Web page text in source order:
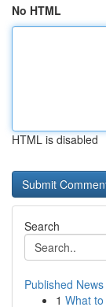
No HTML
HTML is disabled
Search
Published News
1 What